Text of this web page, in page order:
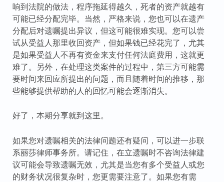
响到法院的做法，程序拖延得越久，死者的资产就越有
可能已经分配完毕。当然，严格来说，您也可以在遗产
分配后对遗嘱提出异议，但这可能很难实现。您可以尝
试从受益人那里收回资产，但如果钱已经花完了，尤其
是如果受益人不再有资金来支付任何法庭费用，这就更
难了。另外，在处理这类案件的过程中，第三方可能需
要时间来回应所提出的问题，而且随着时间的推移，那
些能够提供帮助的人的回忆可能会逐渐消失。
好了，本期分享就到这里。
如果您对遗嘱相关的法律问题还有疑问，可以进一步联
系丽莎律师事务所。请记住，在立遗嘱时不咨询法律建
议可能会导致遗嘱无效，尤其是当您有多个受益人或您
的财务状况很复杂时，您更需要注意了。如果您有需